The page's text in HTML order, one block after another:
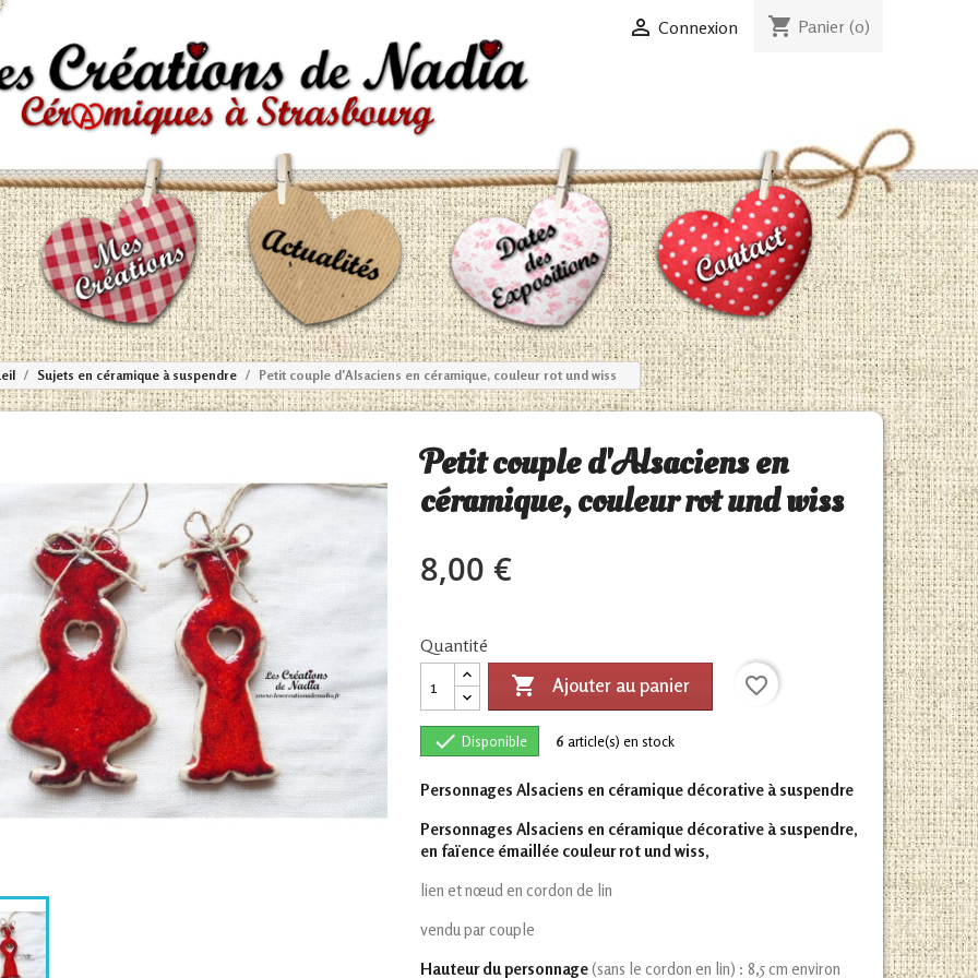
 Connexion shopping_cart Panier (0)
Sujets en céramique à suspendre Petit couple d'Alsaciens en céramique, couleur rot und wiss
Petit couple d'Alsaciens en
céramique, couleur rot und wiss
8,00 €
Quantité
 Ajouter au panier favorite_border
 Disponible 6 article(s) en stock
Personnages Alsaciens en céramique décorative à suspendre
Personnages Alsaciens en céramique décorative à suspendre,
en faïence émaillée couleur rot und wiss,
lien et nœud en cordon de lin
vendu par couple
Hauteur du personnage(sans le cordon en lin) : 8,5 cm environ